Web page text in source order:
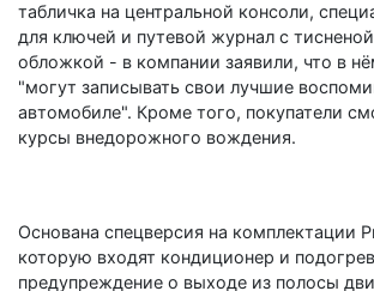
табличка на центральной консоли,
для ключей и путевой журнал с
обложкой - в компании заявили, что в
"могут записывать свои лучшие
автомобиле". Кроме того, покупатели
курсы внедорожного вождения.
Основана спецверсия на комплектации
которую входят кондиционер и
предупреждение о выходе из полосы